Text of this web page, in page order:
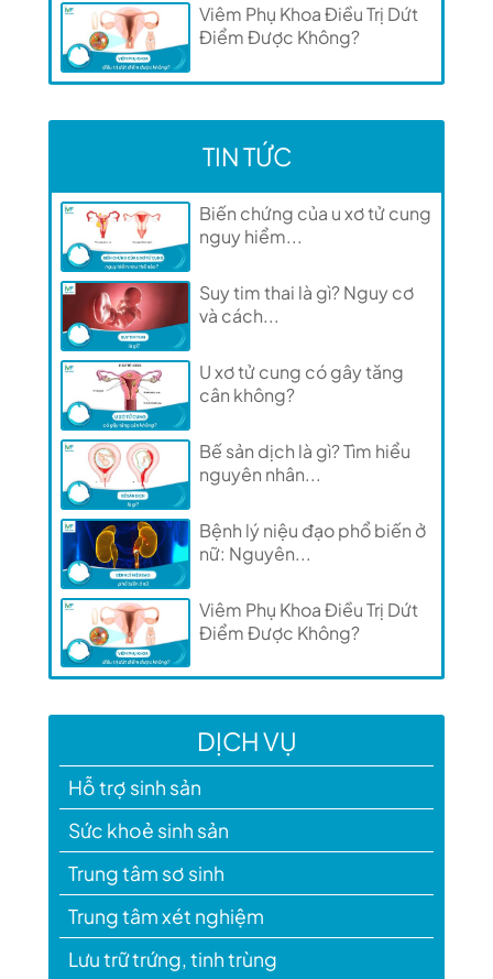
Viêm Phụ Khoa Điều Trị Dứt
Điểm Được Không?
TIN TỨC
Biến chứng của u xơ tử cung
nguy hiểm...
Suy tim thai là gì? Nguy cơ
và cách...
U xơ tử cung có gây tăng
cân không?
Bế sản dịch là gì? Tìm hiểu
nguyên nhân...
Bệnh lý niệu đạo phổ biến ở
nữ: Nguyên...
Viêm Phụ Khoa Điều Trị Dứt
Điểm Được Không?
DỊCH VỤ
Hỗ trợ sinh sản
Sức khoẻ sinh sản
Trung tâm sơ sinh
Trung tâm xét nghiệm
Lưu trữ trứng, tinh trùng